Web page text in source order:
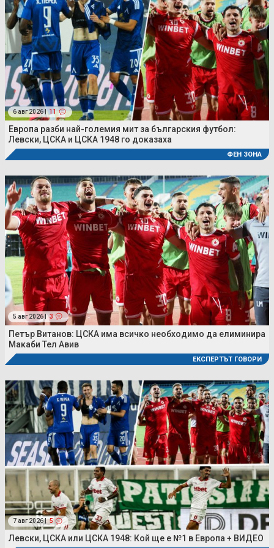
6 авг 2026 | 11
Европа разби най-големия мит за българския футбол:
Левски, ЦСКА и ЦСКА 1948 го доказаха
ФЕН ЗОНА
5 авг 2026 | 3
Петър Витанов: ЦСКА има всичко необходимо да елиминира
Макаби Тел Авив
ЕКСПЕРТЪТ ГОВОРИ
7 авг 2026 | 5
Левски, ЦСКА или ЦСКА 1948: Кой ще е №1 в Европа + ВИДЕО